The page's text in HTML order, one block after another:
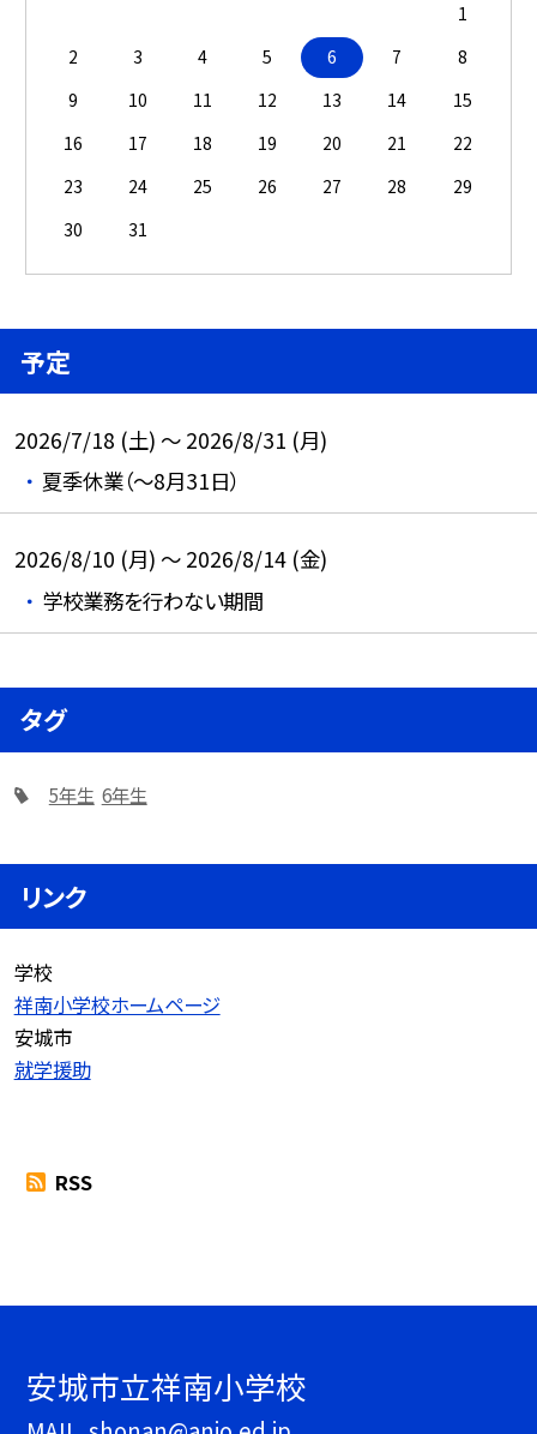
1
2
3 4 5 6 7
8
9
10 11 12 13 14
15
16
17 18 19 20 21
22
23
24 25 26 27 28
29
30
31
予定
2026/7/18 (土) ～ 2026/8/31 (月)
夏季休業（～8月31日）
2026/8/10 (月) ～ 2026/8/14 (金)
学校業務を行わない期間
タグ
5年生 6年生
リンク
学校
祥南小学校ホームページ
安城市
就学援助
RSS
安城市立祥南小学校